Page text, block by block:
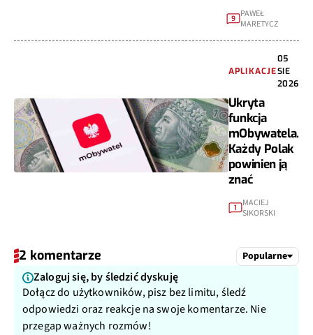
9
PAWEŁ
MARETYCZ
APLIKACJE
05
SIE
2026
Ukryta
funkcja
mObywatela.
Każdy Polak
powinien ją
znać
1
MACIEJ
SIKORSKI
2 komentarze Popularne
Zaloguj się, by śledzić dyskuję
Dołącz do użytkowników, pisz bez limitu, śledź
odpowiedzi oraz reakcje na swoje komentarze. Nie
przegap ważnych rozmów!